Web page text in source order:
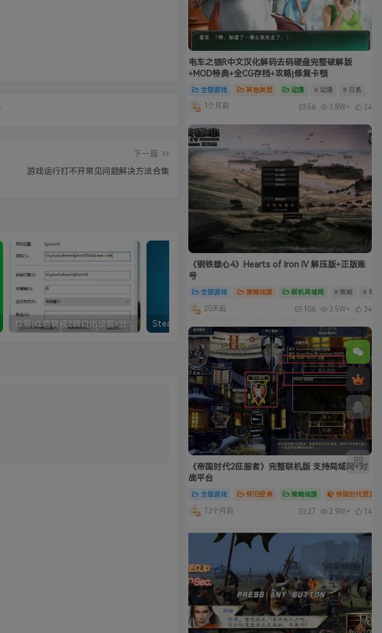
下一篇
游戏运行打不开常见问题解决方法合集
电车之狼R中文汉化解码去码硬盘完整破解版
+MOD特典+全CG存档+攻略|修复卡顿
全部游戏 其他类型 动漫 # 动漫 # 日系
1个月前 56 3.8W+ 24
《钢铁雄心4》Hearts of Iron IV 解压版+正版账
号
全部游戏 策略战旗 联机局域网 # 策略 # 单
20天前 106 3.5W+ 34
《帝国时代2征服者》完整联机版 支持局域网+对
战平台
全部游戏 怀旧经典 策略战旗 帝国时代资源
12个月前 27 2.9W+ 14